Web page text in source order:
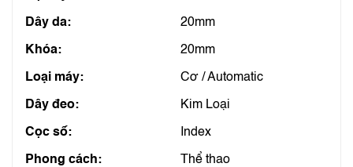
Dây da: 20mm
Khóa: 20mm
Loại máy: Cơ / Automatic
Dây đeo: Kim Loại
Cọc số: Index
Phong cách: Thể thao